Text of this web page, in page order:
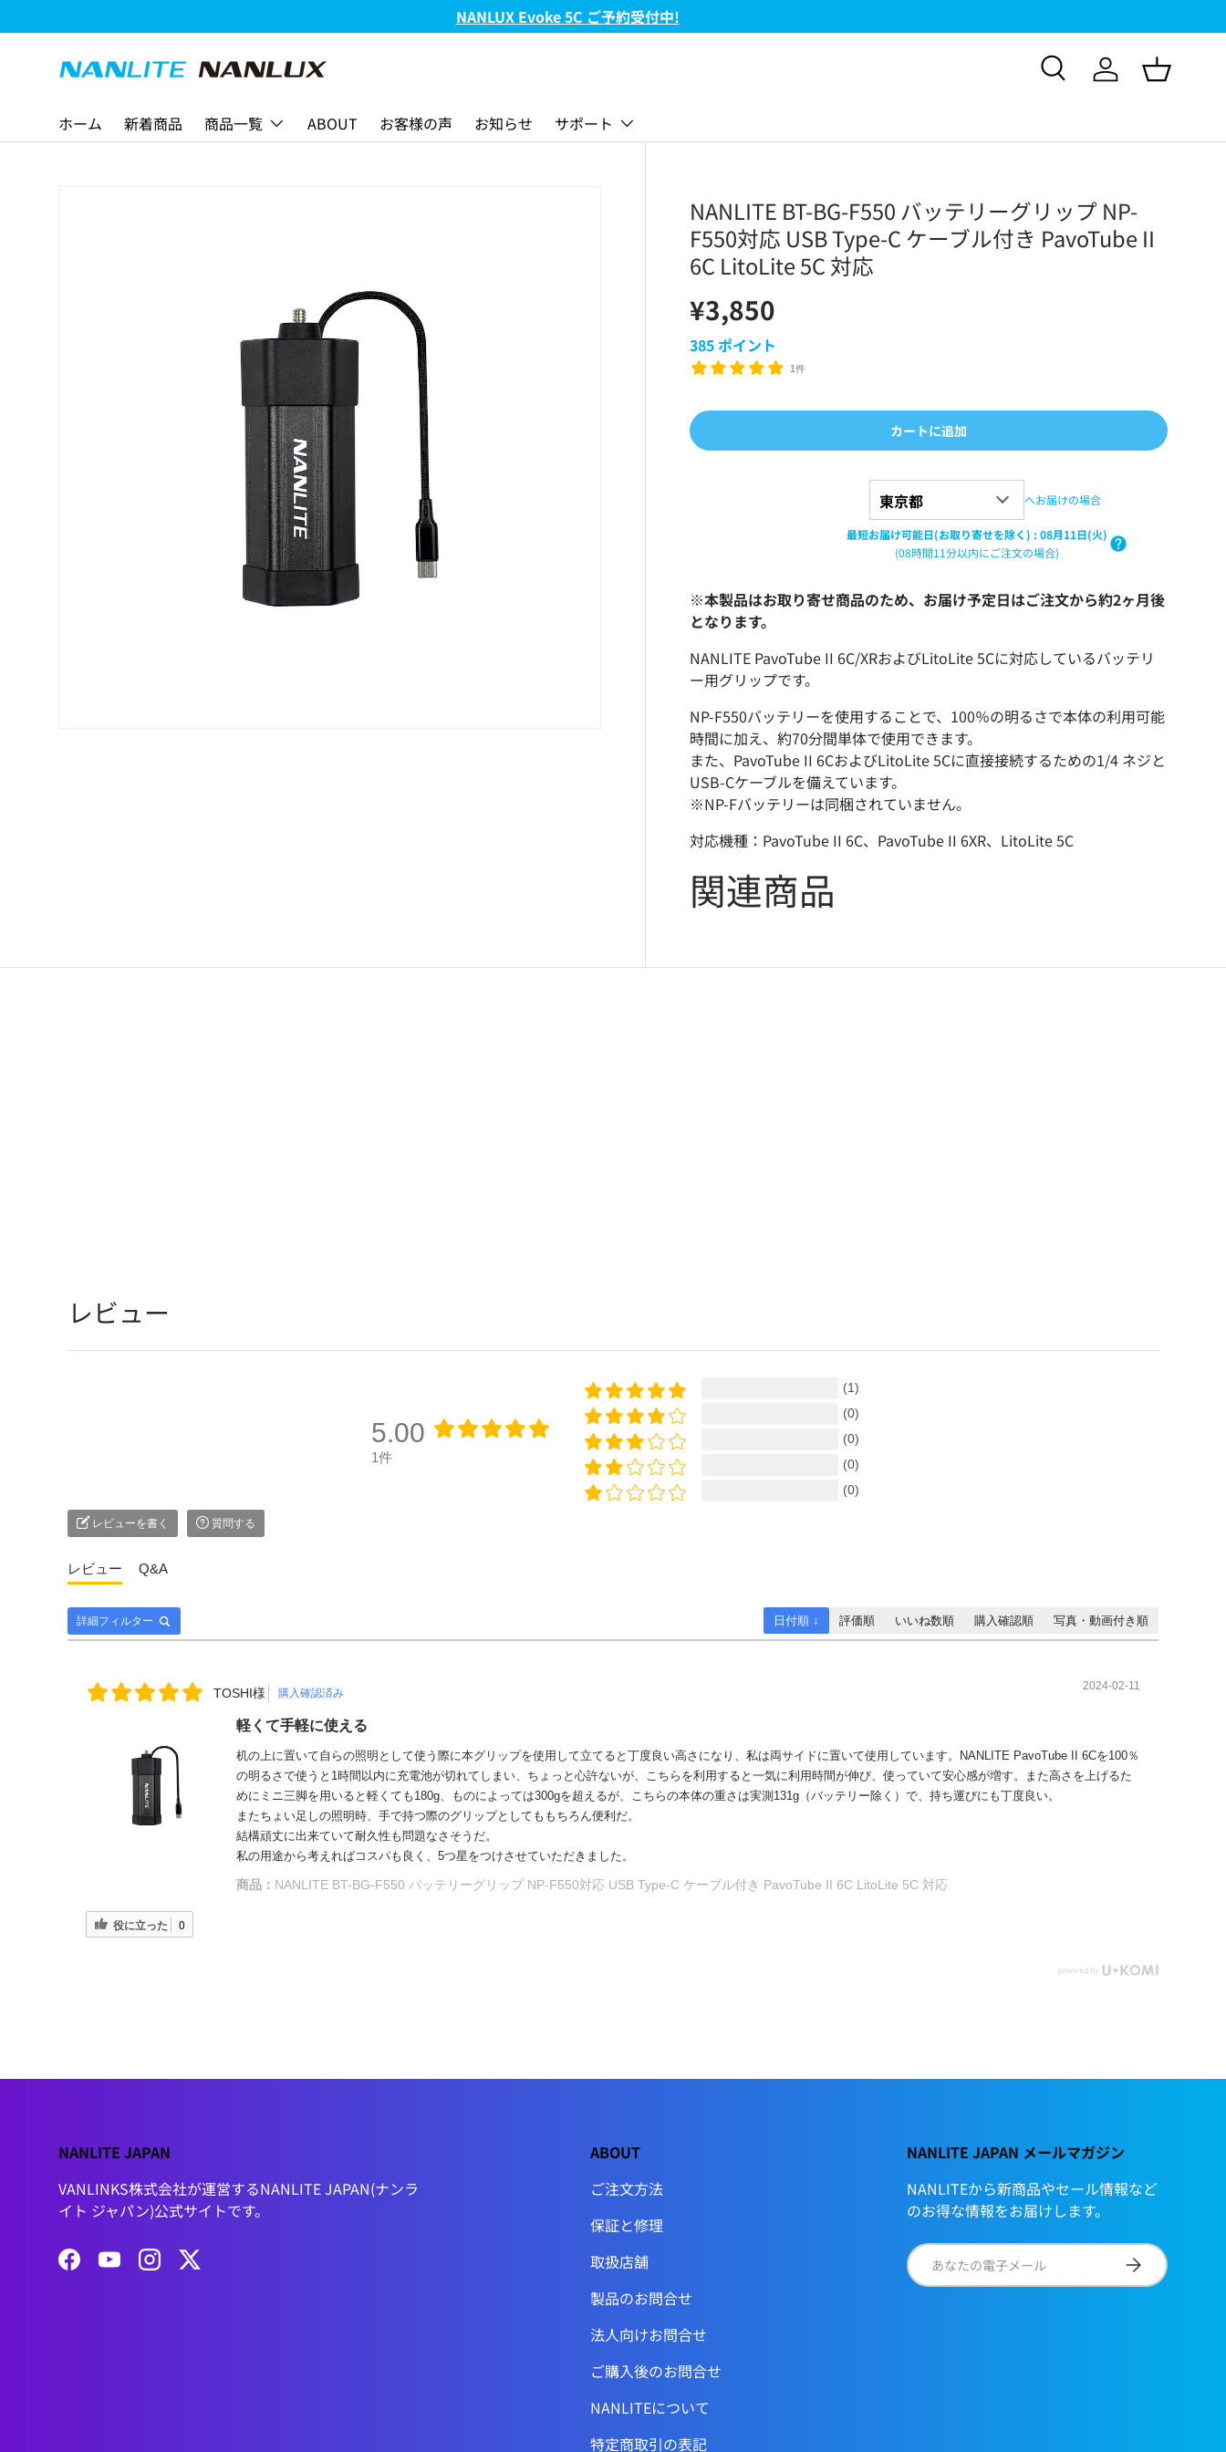
コンテンツへスキップ
FC-720B & FC-720C 新発売!
検索 ログインバスケッ
ホーム 新着商品 商品一覧 ABOUT お客様の声 お知らせ サポート
NANLITE BT-BG-F550 バッテリーグリップ NP-
F550対応 USB Type-C ケーブル付き PavoTube II
6C LitoLite 5C 対応
¥3,850
385ポイント
1件
カートに追加
へお届けの場合
最短お届け可能日(お取り寄せを除く) : 08月11日(火)
(08時間11分以内にご注文の場合)
※本製品はお取り寄せ商品のため、お届け予定日はご注文から約2ヶ月後
となります。
NANLITE PavoTube II 6C/XRおよびLitoLite 5Cに対応しているバッテリ
ー用グリップです。
NP-F550バッテリーを使用することで、100％の明るさで本体の利用可能
時間に加え、約70分間単体で使用できます。
また、PavoTube II 6CおよびLitoLite 5Cに直接接続するための1/4 ネジと
USB-Cケーブルを備えています。
※NP-Fバッテリーは同梱されていません。
対応機種： PavoTube II 6C、PavoTube II 6XR、LitoLite 5C
関連商品
レビュー
5.00
1件
(1)
(0)
(0)
(0)
(0)
レビューを書く 質問する
レビュー Q&A
詳細フィルター 日付順 ↓ 評価順 いいね数順 購入確認順 写真・動画付き順
TOSHI様 購入確認済み
2024-02-11
軽くて手軽に使える
机の上に置いて自らの照明として使う際に本グリップを使用して立てると丁度良い高さになり、私は両サイドに置いて使用しています。NANLITE PavoTube II 6Cを100％
の明るさで使うと1時間以内に充電池が切れてしまい、ちょっと心許ないが、こちらを利用すると一気に利用時間が伸び、使っていて安心感が増す。また高さを上げるた
めにミニ三脚を用いると軽くても180g、ものによっては300gを超えるが、こちらの本体の重さは実測131g（バッテリー除く）で、持ち運びにも丁度良い。
またちょい足しの照明時、手で持つ際のグリップとしてももちろん便利だ。
結構頑丈に出来ていて耐久性も問題なさそうだ。
私の用途から考えればコスパも良く、5つ星をつけさせていただきました。
商品： NANLITE BT-BG-F550 バッテリーグリップ NP-F550対応 USB Type-C ケーブル付き PavoTube II 6C LitoLite 5C 対応
役に立った 0
NANLITE JAPAN
VANLINKS株式会社が運営するNANLITE JAPAN(ナンラ
イト ジャパン)公式サイトです。
FacebookYouTubeInstagramTwitter
ABOUT
ご注文方法
保証と修理
取扱店舗
製品のお問合せ
法人向けお問合せ
ご購入後のお問合せ
NANLITEについて
特定商取引の表記
NANLITE JAPAN メールマガジン
NANLITEから新商品やセール情報など
のお得な情報をお届けします。
電子メール サブスクリプシ